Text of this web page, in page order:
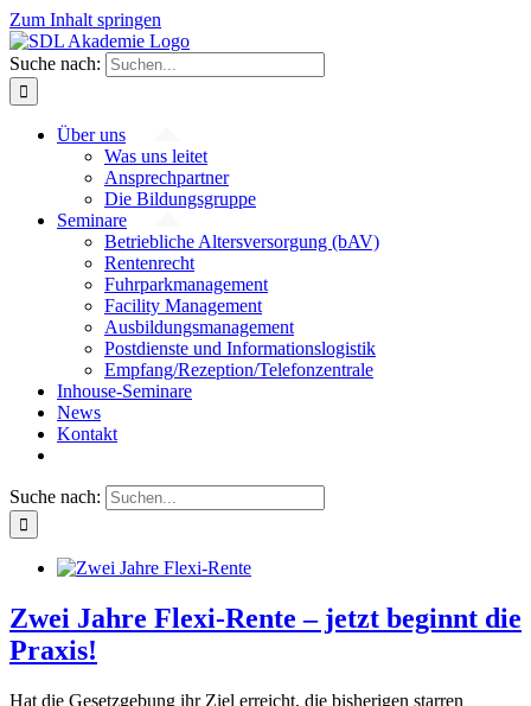
Zum Inhalt springen
Suche nach:
Über uns
Was uns leitet
Ansprechpartner
Die Bildungsgruppe
Seminare
Betriebliche Altersversorgung (bAV)
Rentenrecht
Fuhrparkmanagement
Facility Management
Ausbildungsmanagement
Postdienste und Informationslogistik
Empfang/Rezeption/Telefonzentrale
Inhouse-Seminare
News
Kontakt
Suche nach:
Zwei Jahre Flexi-Rente – jetzt beginnt die
Praxis!
Hat die Gesetzgebung ihr Ziel erreicht, die bisherigen starren